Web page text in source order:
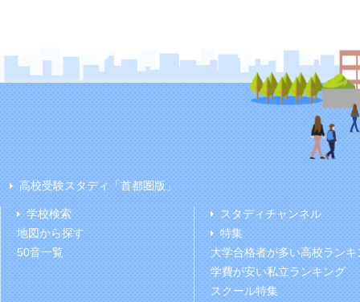
高校受験スタディ「首都圏版」
学校検索
地図から探す
50音一覧
スタディチャンネル
特集
大学合格者が多い高校ランキ
学費が安い私立ランキング
スクール特集